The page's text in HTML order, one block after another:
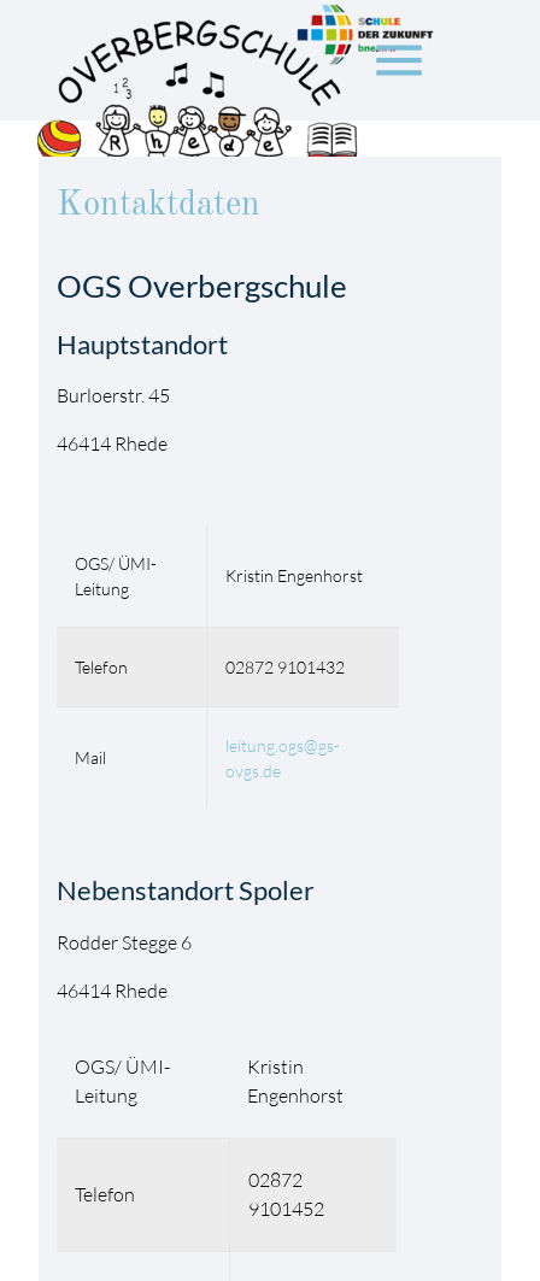
menu
Suchbegriffe
Kontaktdaten
OGS Overbergschule
Hauptstandort
Burloerstr. 45
46414 Rhede
OGS/ ÜMI-
Leitung
Kristin Engenhorst
Telefon 02872 9101432
Mail
leitung.ogs@gs-
ovgs.de
Nebenstandort Spoler
Rodder Stegge 6
46414 Rhede
OGS/ ÜMI-
Leitung
Kristin
Engenhorst
Telefon
02872
9101452